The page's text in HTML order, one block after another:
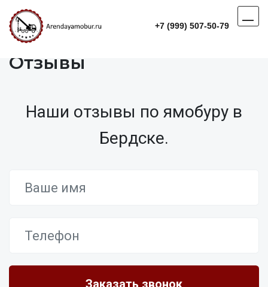
+7 (999) 507-50-79
Отзывы
Наши отзывы по ямобуру в
Бердске.